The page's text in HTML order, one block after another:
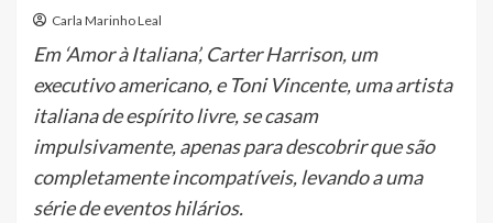
Carla Marinho Leal
Em ‘Amor à Italiana’, Carter Harrison, um
executivo americano, e Toni Vincente, uma artista
italiana de espírito livre, se casam
impulsivamente, apenas para descobrir que são
completamente incompatíveis, levando a uma
série de eventos hilários.